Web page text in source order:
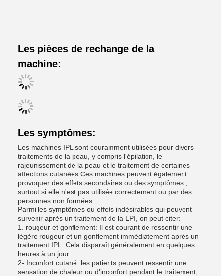
Les pièces de rechange de la
machine:
Les symptômes:
Les machines IPL sont couramment utilisées pour divers
traitements de la peau, y compris l'épilation, le
rajeunissement de la peau et le traitement de certaines
affections cutanées.Ces machines peuvent également
provoquer des effets secondaires ou des symptômes.,
surtout si elle n'est pas utilisée correctement ou par des
personnes non formées.
Parmi les symptômes ou effets indésirables qui peuvent
survenir après un traitement de la LPI, on peut citer:
1. rougeur et gonflement: Il est courant de ressentir une
légère rougeur et un gonflement immédiatement après un
traitement IPL. Cela disparaît généralement en quelques
heures à un jour.
2- Inconfort cutané: les patients peuvent ressentir une
sensation de chaleur ou d'inconfort pendant le traitement,